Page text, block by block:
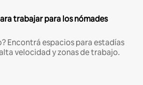
trabajar para los nómades
Encontrá espacios para estadías
velocidad y zonas de trabajo.